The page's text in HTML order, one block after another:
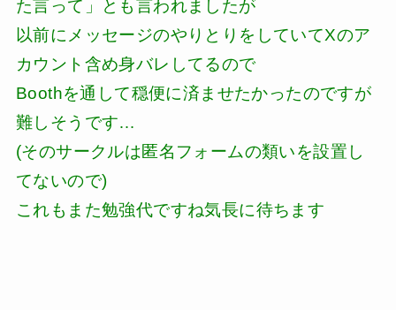
た言って」とも言われましたが
以前にメッセージのやりとりをしていてXのア
カウント含め身バレしてるので
Boothを通して穏便に済ませたかったのですが
難しそうです…
(そのサークルは匿名フォームの類いを設置し
てないので)
これもまた勉強代ですね気長に待ちます